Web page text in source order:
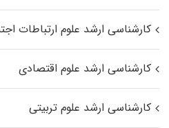
کارشناسی ارشد علوم ارتباطات
کارشناسی ارشد علوم اقتصادی
کارشناسی ارشد علوم تربیتی